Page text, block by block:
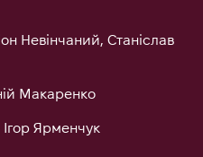
Невінчаний, Станіслав
Макаренко
Ярменчук